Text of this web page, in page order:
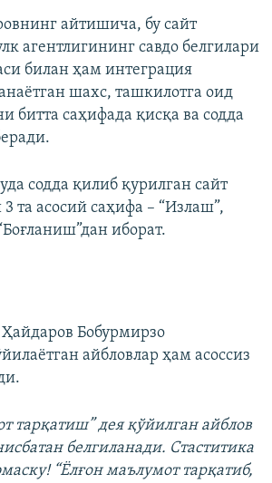
айтишича, бу сайт
агентлигининг савдо белгилари
билан ҳам интеграция
шахс, ташкилотга оид
битта саҳифада қисқа ва содда
содда қилиб қурилган сайт
та асосий саҳифа – “Излаш”,
иборат.
Бобурмирзо
айбловлар ҳам асоссиз
тарқатиш” дея қўйилган айблов
белгиланади. Стаститика
“Ёлғон маълумот тарқатиб,